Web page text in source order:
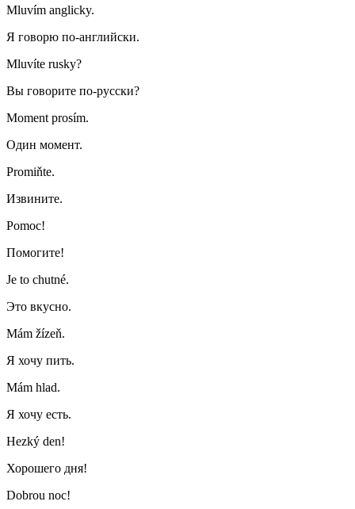
Mluvím anglicky.
Я говорю по-английски.
Mluvíte rusky?
Вы говорите по-русски?
Moment prosím.
Один момент.
Promiňte.
Извините.
Pomoc!
Помогите!
Je to chutné.
Это вкусно.
Mám žízeň.
Я хочу пить.
Mám hlad.
Я хочу есть.
Hezký den!
Хорошего дня!
Dobrou noc!